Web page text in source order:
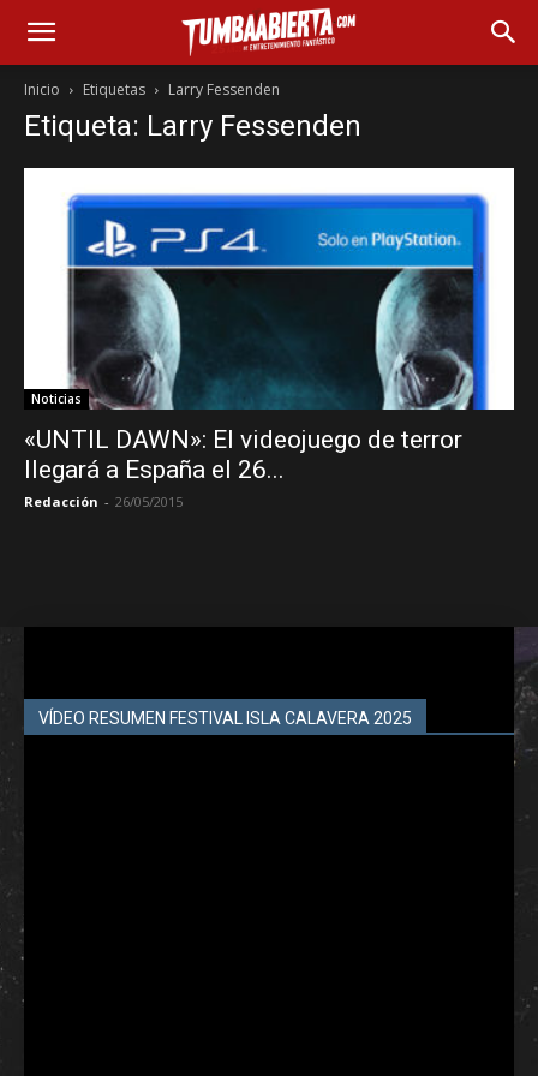
Inicio Etiquetas Larry Fessenden
Etiqueta: Larry Fessenden
Noticias
«UNTIL DAWN»: El videojuego de terror
llegará a España el 26...
Redacción - 26/05/2015
VÍDEO RESUMEN FESTIVAL ISLA CALAVERA 2025